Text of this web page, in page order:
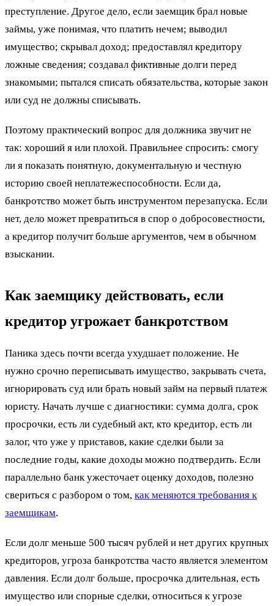
преступление. Другое дело, если заемщик брал новые
займы, уже понимая, что платить нечем; выводил
имущество; скрывал доход; предоставлял кредитору
ложные сведения; создавал фиктивные долги перед
знакомыми; пытался списать обязательства, которые закон
или суд не должны списывать.
Поэтому практический вопрос для должника звучит не
так: хороший я или плохой. Правильнее спросить: смогу
ли я показать понятную, документальную и честную
историю своей неплатежеспособности. Если да,
банкротство может быть инструментом перезапуска. Если
нет, дело может превратиться в спор о добросовестности,
а кредитор получит больше аргументов, чем в обычном
взыскании.
Как заемщику действовать, если
кредитор угрожает банкротством
Паника здесь почти всегда ухудшает положение. Не
нужно срочно переписывать имущество, закрывать счета,
игнорировать суд или брать новый займ на первый платеж
юристу. Начать лучше с диагностики: сумма долга, срок
просрочки, есть ли судебный акт, кто кредитор, есть ли
залог, что уже у приставов, какие сделки были за
последние годы, какие доходы можно подтвердить. Если
параллельно банк ужесточает оценку доходов, полезно
свериться с разбором о том, как меняются требования к
заемщикам.
Если долг меньше 500 тысяч рублей и нет других крупных
кредиторов, угроза банкротства часто является элементом
давления. Если долг больше, просрочка длительная, есть
имущество или спорные сделки, относиться к угрозе